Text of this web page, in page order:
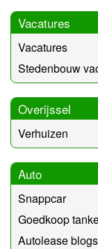
Vacatures
Vacatures
Stedenbouw
Overijssel
Verhuizen
Auto
Snappcar
Goedkoop
Autolease blogs